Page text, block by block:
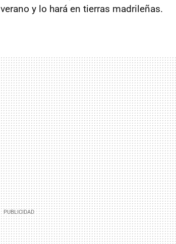
y lo hará en tierras madrileñas.